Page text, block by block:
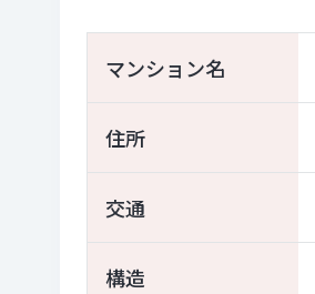
マンション名
住所
交通
構造